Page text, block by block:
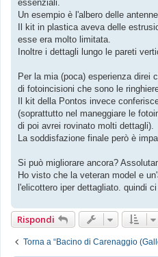
i
o
essenziali.
Un esempio è l'albero delle antenne.
Il kit in plastica aveva delle
esse era molto limitata.
Inoltre i dettagli lungo le pareti
Per la mia (poca) esperienza direi
di fotoincisioni che sono le
Il kit della Pontos invece
(soprattutto nel maneggiare le
di poi avrei rovinato molti dettagli).
La soddisfazione finale però è
Si può migliorare ancora?
Ho visto che la veteran model e
l'elicottero iper dettagliato. quindi
Rispondi
Torna a “Bacino di Carenaggio